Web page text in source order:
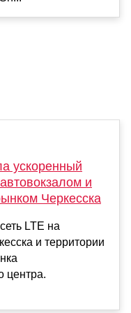
ускоренный
и
Черкесска
LTE на
и территории
центра.